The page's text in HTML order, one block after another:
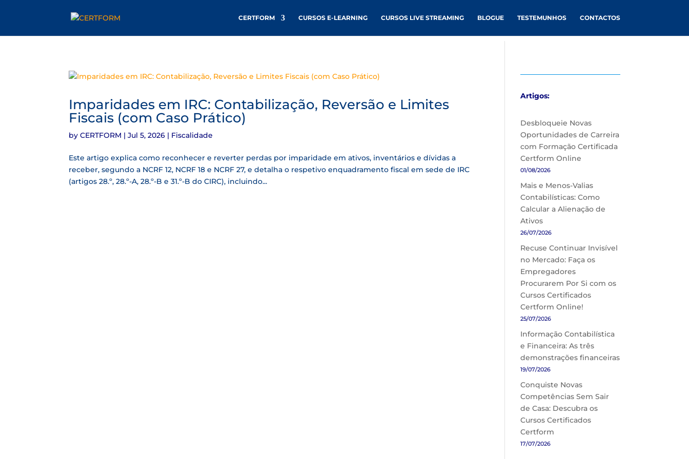
CERTFORM CURSOS E-LEARNING CURSOS LIVE STREAMING BLOGUE TESTEMUNHOS CONTACTOS
Imparidades em IRC: Contabilização, Reversão e Limites
Fiscais (com Caso Prático)
byCERTFORM |Jul 5, 2026 | Fiscalidade
Este artigo explica como reconhecer e reverter perdas por imparidade em ativos, inventários e dívidas a
receber, segundo a NCRF 12, NCRF 18 e NCRF 27, e detalha o respetivo enquadramento fiscal em sede de IRC
(artigos 28.º, 28.º-A, 28.º-B e 31.º-B do CIRC), incluindo...
Artigos:
Desbloqueie Novas
Oportunidades de Carreira
com Formação Certificada
Certform Online
01/08/2026
Mais e Menos-Valias
Contabilísticas: Como
Calcular a Alienação de
Ativos
26/07/2026
Recuse Continuar Invisível
no Mercado: Faça os
Empregadores
Procurarem Por Si com os
Cursos Certificados
Certform Online!
25/07/2026
Informação Contabilística
e Financeira: As três
demonstrações financeiras
19/07/2026
Conquiste Novas
Competências Sem Sair
de Casa: Descubra os
Cursos Certificados
Certform
17/07/2026